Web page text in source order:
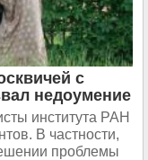
с
недоумение
института РАН
В частности,
проблемы